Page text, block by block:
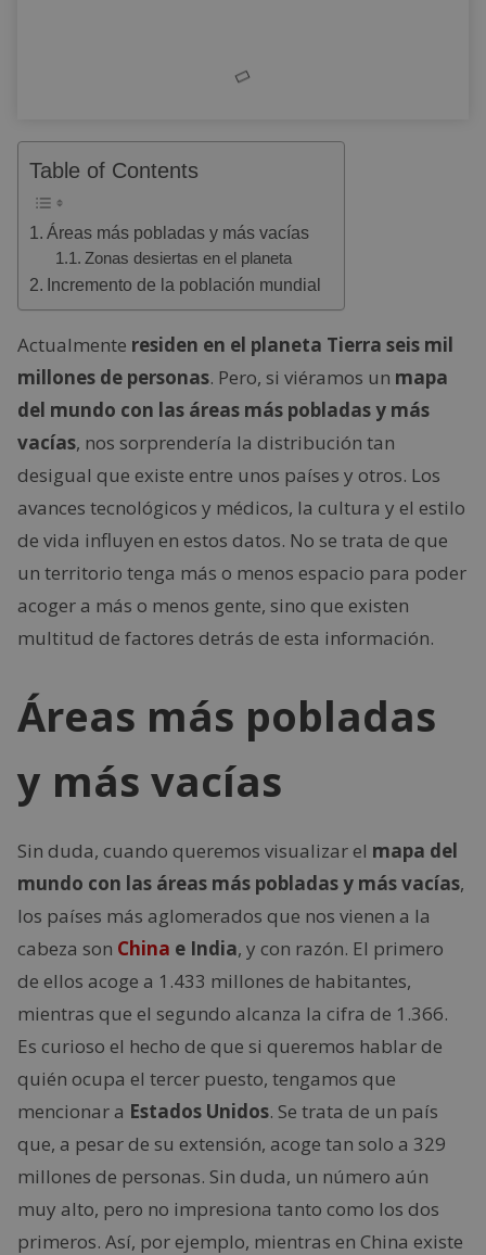
Table of Contents
Áreas más pobladas y más vacías
Zonas desiertas en el planeta
Incremento de la población mundial
Actualmente residen en el planeta Tierra seis mil
millones de personas. Pero, si viéramos un mapa
del mundo con las áreas más pobladas y más
vacías, nos sorprendería la distribución tan
desigual que existe entre unos países y otros. Los
avances tecnológicos y médicos, la cultura y el estilo
de vida influyen en estos datos. No se trata de que
un territorio tenga más o menos espacio para poder
acoger a más o menos gente, sino que existen
multitud de factores detrás de esta información.
Áreas más pobladas
y más vacías
Sin duda, cuando queremos visualizar el mapa del
mundo con las áreas más pobladas y más vacías,
los países más aglomerados que nos vienen a la
cabeza son China e India, y con razón. El primero
de ellos acoge a 1.433 millones de habitantes,
mientras que el segundo alcanza la cifra de 1.366.
Es curioso el hecho de que si queremos hablar de
quién ocupa el tercer puesto, tengamos que
mencionar a Estados Unidos. Se trata de un país
que, a pesar de su extensión, acoge tan solo a 329
millones de personas. Sin duda, un número aún
muy alto, pero no impresiona tanto como los dos
primeros. Así, por ejemplo, mientras en China existe